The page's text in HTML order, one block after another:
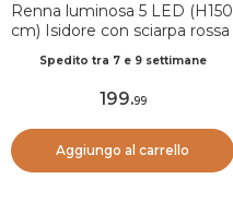
Renna luminosa 5 LED (H150
cm) Isidore con sciarpa rossa
Spedito tra 7 e 9 settimane
199.99
Aggiungo al carrello